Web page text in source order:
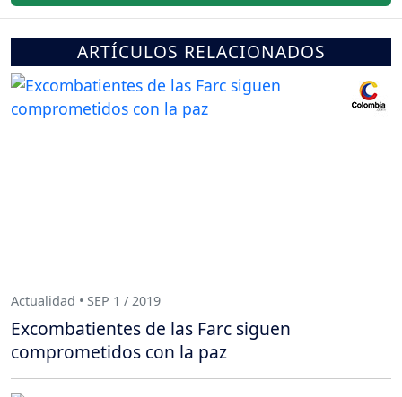
ARTÍCULOS RELACIONADOS
Actualidad • SEP 1 / 2019
Excombatientes de las Farc siguen
comprometidos con la paz